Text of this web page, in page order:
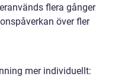
flera gånger
över fler
mer individuellt: